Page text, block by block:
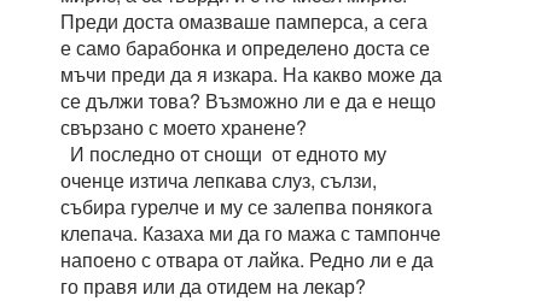
Преди доста омазваше памперса, а сега
е само барабонка и определено доста се
мъчи преди да я изкара. На какво може да
се дължи това? Възможно ли е да е нещо
свързано с моето хранене?
И последно от снощи от едното му
оченце изтича лепкава слуз, сълзи,
събира гурелче и му се залепва понякога
клепача. Казаха ми да го мажа с тампонче
напоено с отвара от лайка. Редно ли е да
го правя или да отидем на лекар?